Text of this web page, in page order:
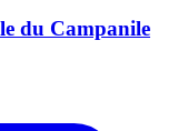
du Campanile